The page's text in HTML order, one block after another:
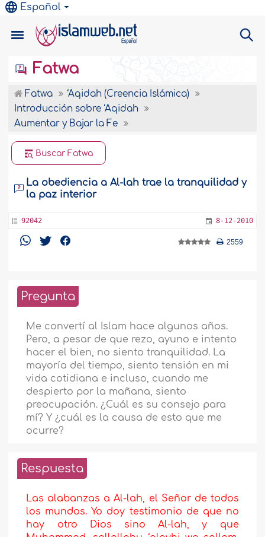
Español
Fatwa
Fatwa
‘Aqidah (Creencia Islámica)
Introducción sobre ‘Aqidah
Aumentar y Bajar la Fe
Buscar Fatwa
La obediencia a Al-lah trae la tranquilidad y
la paz interior
92042 8-12-2010
2559
Pregunta
Me convertí al Islam hace algunos años.
Pero, a pesar de que rezo, ayuno e intento
hacer el bien, no siento tranquilidad. La
mayoría del tiempo, siento tensión en mi
vida cotidiana e incluso, cuando me
despierto por la mañana, siento
preocupación. ¿Cuál es su consejo para
mí? Y ¿cuál es la causa de esto que me
ocurre?
Respuesta
Las alabanzas a Al-lah, el Señor de todos
los mundos. Yo doy testimonio de que no
hay otro Dios sino Al-lah, y que